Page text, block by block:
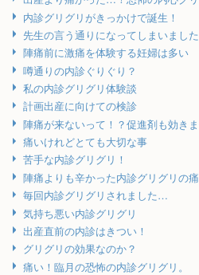
内診グリグリがきっかけで誕生！
先生の言う通りになってしまいました
陣痛前に激痛を体験する妊婦は多い
噂通りの内診ぐりぐり？
私の内診グリグリ体験談
計画出産に向けての検診
陣痛が来ないって！？促進剤も効き
痛いけれどとても大切な事
苦手な内診グリグリ！
陣痛よりも辛かった内診グリグリの
毎回内診グリグリされました…
気持ち悪い内診グリグリ
出産直前の内診はきつい！
グリグリの効果なのか？
痛い！臨月の恐怖の内診グリグリ。